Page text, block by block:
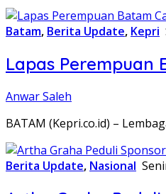
Batam, Berita Update, Kepri
Lapas Perempuan
Anwar Saleh
BATAM (Kepri.co.id) –
Berita Update, Nasional